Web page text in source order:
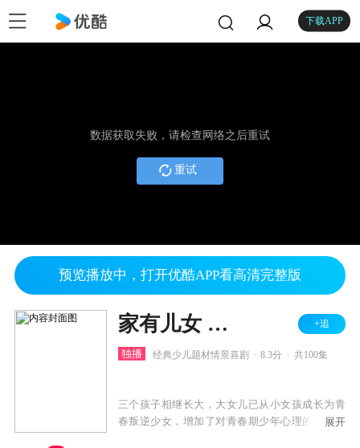
下载APP
数据获取失败，请检查网络之后重试
重试
预览播放中，打开优酷APP看高清完整版
家有儿女 第三部 +追
独播 经典少儿题材情景喜剧 8.3分 共100集
三个孩子相继长大，大女儿已从小女孩成长为青
春叛逆少女，增加了对青春期少年心理的关注。
展开